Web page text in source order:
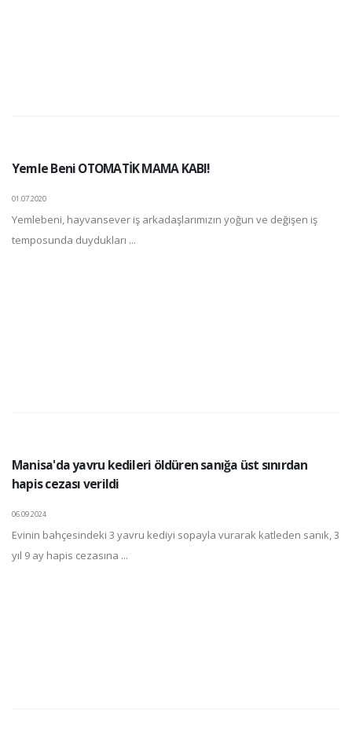
Yemle Beni OTOMATİK MAMA KABI!
01.07.2020
Yemlebeni, hayvansever iş arkadaşlarımızın yoğun ve değişen iş
temposunda duydukları ...
Manisa'da yavru kedileri öldüren sanığa üst sınırdan
hapis cezası verildi
06.09.2024
Evinin bahçesindeki 3 yavru kediyi sopayla vurarak katleden sanık, 3
yıl 9 ay hapis cezasına ...